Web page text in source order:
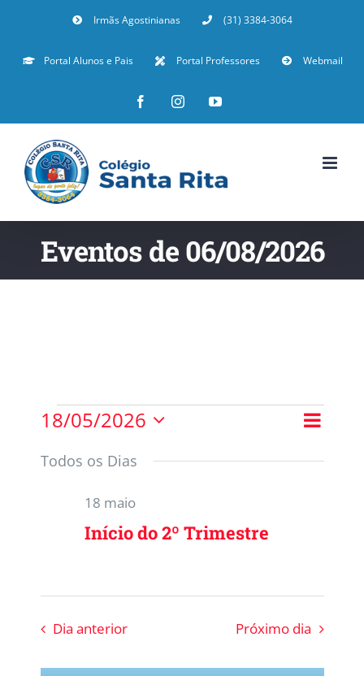
Irmãs Agostinianas (31) 3384-3064
Portal Alunos e Pais Portal Professores Webmail
Eventos de 06/08/2026
e
Procurar
Dia
18/05/2026
a
Todos os Dias
Início do 2º Trimestre
18 maio
Dia anterior Próximo dia